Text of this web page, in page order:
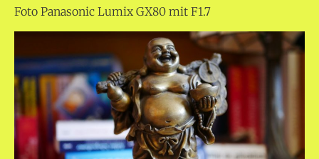
Foto Panasonic Lumix GX80 mit F1.7